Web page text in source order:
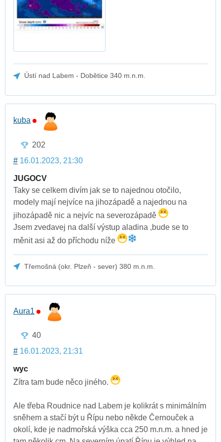
Ústí nad Labem - Dobětice 340 m.n.m.
kuba
202
# 16.01.2023, 21:30
JUGOCV
Taky se celkem divím jak se to najednou otočilo,
modely mají nejvíce na jihozápadě a najednou na
jihozápadě nic a nejvíc na severozápadě
Jsem zvedavej na další výstup aladina ,bude se to
měnit asi až do příchodu níže
Třemošná (okr. Plzeň - sever) 380 m.n.m.
Aura1
40
# 16.01.2023, 21:31
wyc
Zítra tam bude něco jiného.
Ale třeba Roudnice nad Labem je kolikrát s minimálním
sněhem a stačí být u Řípu nebo někde Černouček a
okolí, kde je nadmořská výška cca 250 m.n.m. a hned je